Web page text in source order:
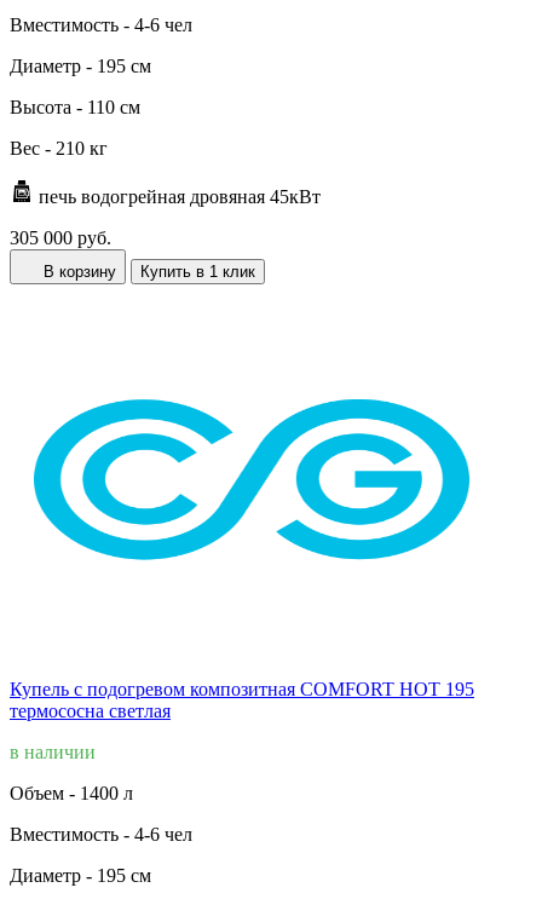
Вместимость - 4-6 чел
Диаметр - 195 см
Высота - 110 см
Вес - 210 кг
печь водогрейная дровяная 45кВт
305 000 руб.
В корзину Купить в 1 клик
Купель с подогревом композитная COMFORT HOT 195
термососна светлая
в наличии
Объем - 1400 л
Вместимость - 4-6 чел
Диаметр - 195 см